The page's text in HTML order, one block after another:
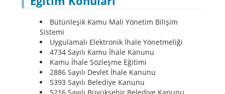
Bütünleşik Kamu Mali Yönetim Bilişim
Sistemi
Uygulamalı Elektronik İhale Yönetmeliği
4734 Sayılı Kamu İhale Kanunu
Kamu İhale Sözleşme Eğitimi
2886 Sayılı Devlet İhale Kanunu
5393 Sayılı Belediye Kanunu